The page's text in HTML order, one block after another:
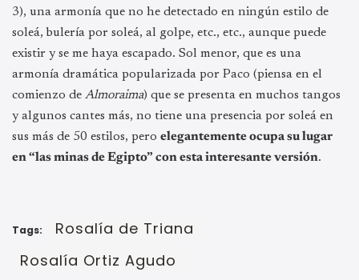
3), una armonía que no he detectado en ningún estilo de
soleá, bulería por soleá, al golpe, etc., etc., aunque puede
existir y se me haya escapado. Sol menor, que es una
armonía dramática popularizada por Paco (piensa en el
comienzo de Almoraima) que se presenta en muchos tangos
y algunos cantes más, no tiene una presencia por soleá en
sus más de 50 estilos, pero elegantemente ocupa su lugar
en “las minas de Egipto” con esta interesante versión.
Tags:
Rosalía de Triana
Rosalía Ortiz Agudo